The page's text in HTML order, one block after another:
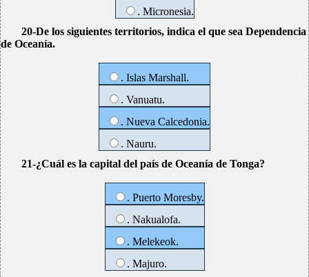
. Micronesia.
20-De los siguientes territorios, indica el que sea Dependencia
de Oceanía.
. Islas Marshall.
. Vanuatu.
. Nueva Calcedonia.
. Nauru.
21-¿Cuál es la capital del país de Oceanía de Tonga?
. Puerto Moresby.
. Nakualofa.
. Melekeok.
. Majuro.